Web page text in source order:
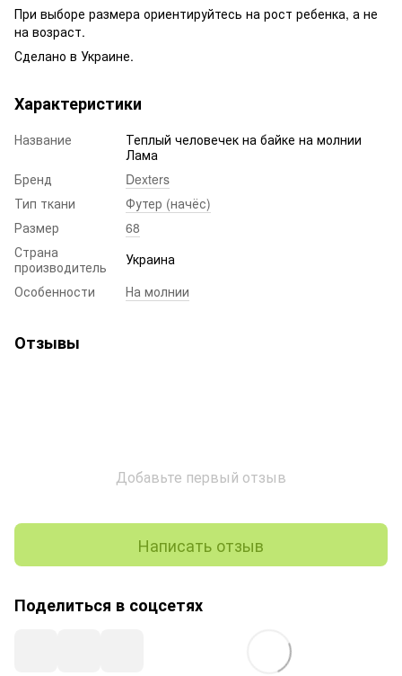
При выборе размера ориентируйтесь на рост ребенка, а не
на возраст.
Сделано в Украине.
Характеристики
Название
Теплый человечек на байке на молнии
Лама
Бренд
Dexters
Тип ткани
Футер (начёс)
Размер
68
Страна
производитель
Украина
Особенности
На молнии
Отзывы
Добавьте первый отзыв
Написать отзыв
Поделиться в соцсетях